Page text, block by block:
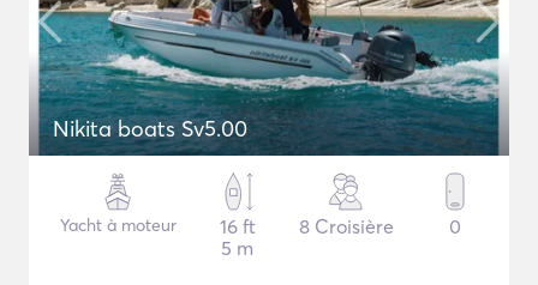
Nikita boats Sv5.00
Yacht à moteur
16 ft
5 m
8 Croisière 0